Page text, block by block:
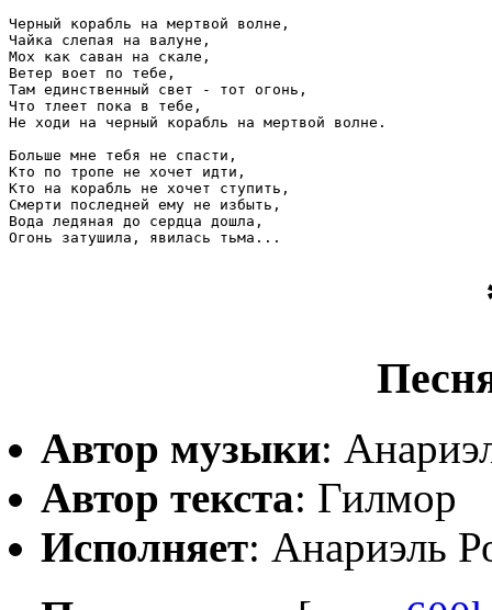
Черный корабль на мертвой волне,
Чайка слепая на валуне,
Мох как саван на скале,
Ветер воет по тебе,
Там единственный свет - тот огонь,
Что тлеет пока в тебе,
Не ходи на черный корабль на мертвой волне.
Больше мне тебя не спасти,
Кто по тропе не хочет идти,
Кто на корабль не хочет ступить,
Смерти последней ему не избыть,
Вода ледяная до сердца дошла,
Огонь затушила, явилась тьма...
Автор музыки:
Автор текста: Гилмор
Исполняет: Анариэль